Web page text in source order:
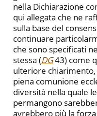
nella Dichiarazione
qui allegata che ne
sulla base del
continuare
che sono specificati
stessa (DG43) come
ulteriore chiarimento,
piena comunione
diversità nella quale
permangono
avrebbero più la